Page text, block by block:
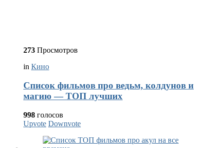
273 Просмотров
in Кино
Список фильмов про ведьм, колдунов и
магию — ТОП лучших
998 голосов
Upvote Downvote